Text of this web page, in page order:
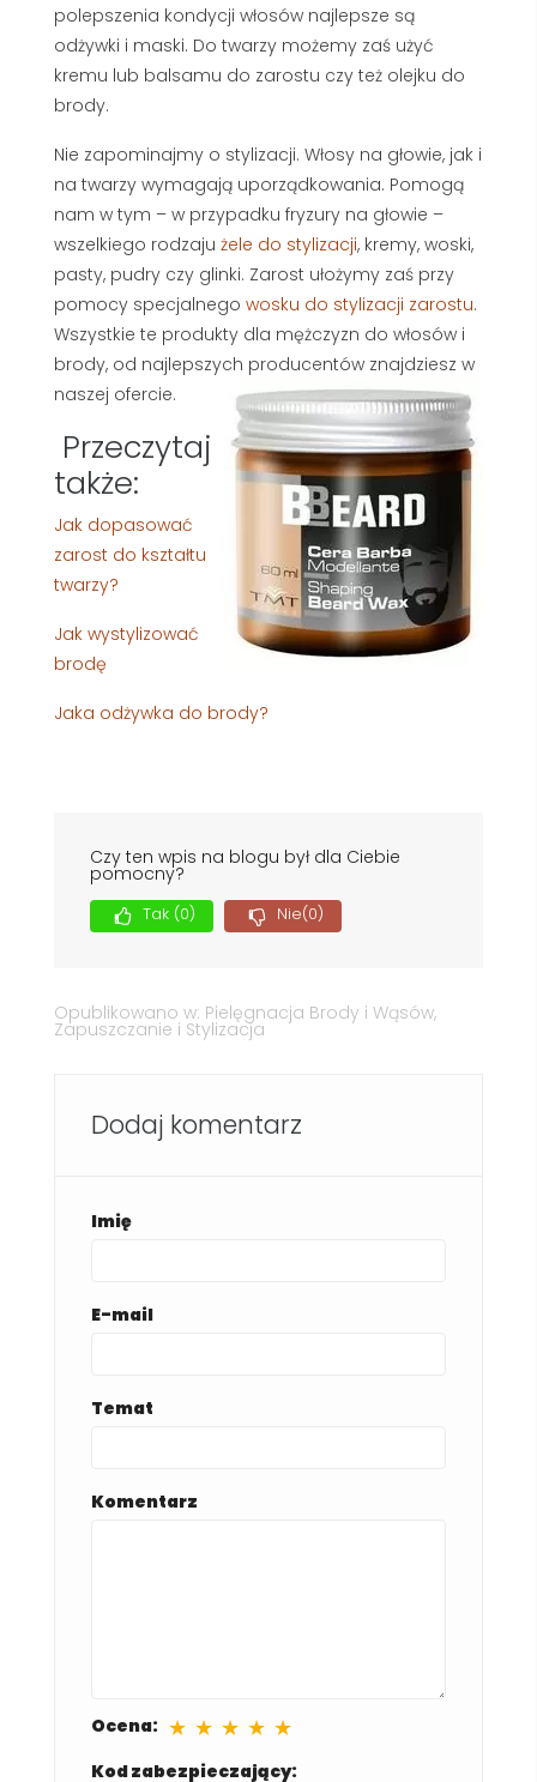
polepszenia kondycji włosów najlepsze są
odżywki i maski. Do twarzy możemy zaś użyć
kremu lub balsamu do zarostu czy też olejku do
brody.
Nie zapominajmy o stylizacji. Włosy na głowie, jak i
na twarzy wymagają uporządkowania. Pomogą
nam w tym – w przypadku fryzury na głowie –
wszelkiego rodzaju żele do stylizacji, kremy, woski,
pasty, pudry czy glinki. Zarost ułożymy zaś przy
pomocy specjalnego wosku do stylizacji zarostu.
Wszystkie te produkty dla mężczyzn do włosów i
brody, od najlepszych producentów znajdziesz w
naszej ofercie.
Przeczytaj
także:
Jak dopasować
zarost do kształtu
twarzy?
Jak wystylizować
brodę
Jaka odżywka do brody?
Czy ten wpis na blogu był dla Ciebie
pomocny?
Tak (0) Nie(0)
Opublikowano w: Pielęgnacja Brody i Wąsów,
Zapuszczanie i Stylizacja
Dodaj komentarz
Imię
E-mail
Temat
Komentarz
Ocena: ★ ★ ★ ★ ★
Kod zabezpieczający: